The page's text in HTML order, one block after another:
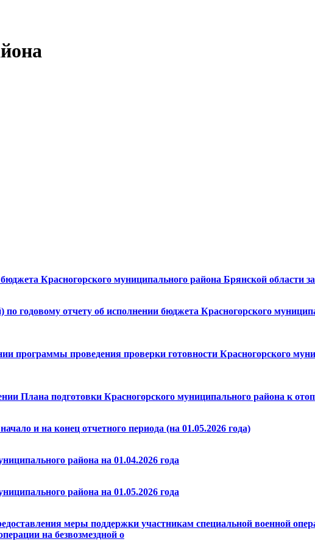
Красногорского муниципального района Брянской области за
годовому отчету об исполнении бюджета Красногорского
программы проведения проверки готовности Красногорского
Плана подготовки Красногорского муниципального района к
и на конец отчетного периода (на 01.05.2026 года)
района на 01.04.2026 года
района на 01.05.2026 года
меры поддержки участникам специальной военной
на безвозмездной о